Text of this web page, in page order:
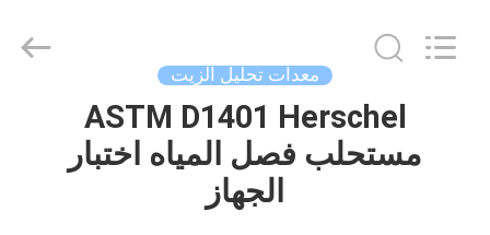
مسكن
INSTRUMENT
معدات تحليل الزيت
ASTM D1401 Herschel
مستحلب فصل المياه اختبار
الجهاز